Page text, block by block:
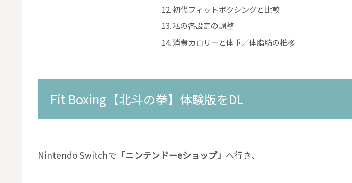
初代フィットボクシングと比較
私の各設定の調整
消費カロリーと体重／体脂肪の推移
Fit Boxing【北斗の拳】体験版をDL
Nintendo Switchで 「ニンテンドーeショップ」 へ行き、